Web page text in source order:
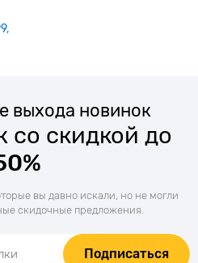
выхода новинок
со скидкой до
вы давно искали, но не могли
скидочные предложения.
Подписаться